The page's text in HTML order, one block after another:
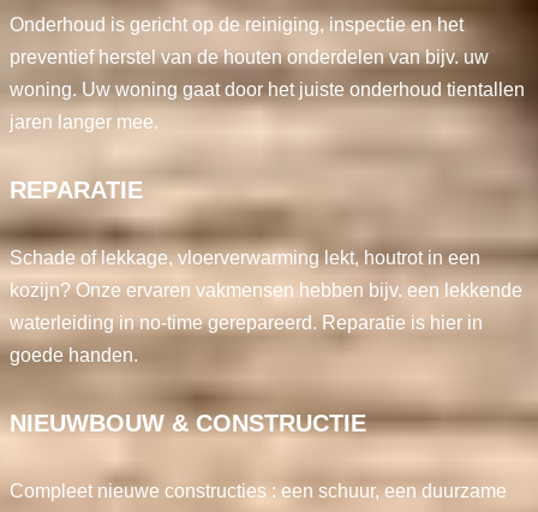
Onderhoud is gericht op de reiniging, inspectie en het
preventief herstel van de houten onderdelen van bijv. uw
woning. Uw woning gaat door het juiste onderhoud tientallen
jaren langer mee.
REPARATIE
Schade of lekkage, vloerverwarming lekt, houtrot in een
kozijn? Onze ervaren vakmensen hebben bijv. een lekkende
waterleiding in no-time gerepareerd. Reparatie is hier in
goede handen.
NIEUWBOUW & CONSTRUCTIE
Compleet nieuwe constructies : een schuur, een duurzame